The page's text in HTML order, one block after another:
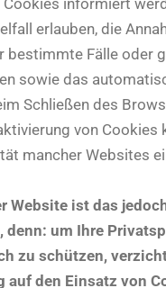
erlauben, die
bestimmte Fälle oder
sowie das
Schließen des
von Cookies
mancher Websites
Website ist das
denn: um Ihre
zu schützen,
auf den Einsatz von